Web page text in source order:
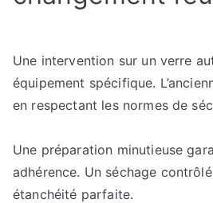
Une intervention sur un verre
équipement spécifique.
en respectant les normes de
Une préparation minutieuse
adhérence. Un séchage
étanchéité parfaite.